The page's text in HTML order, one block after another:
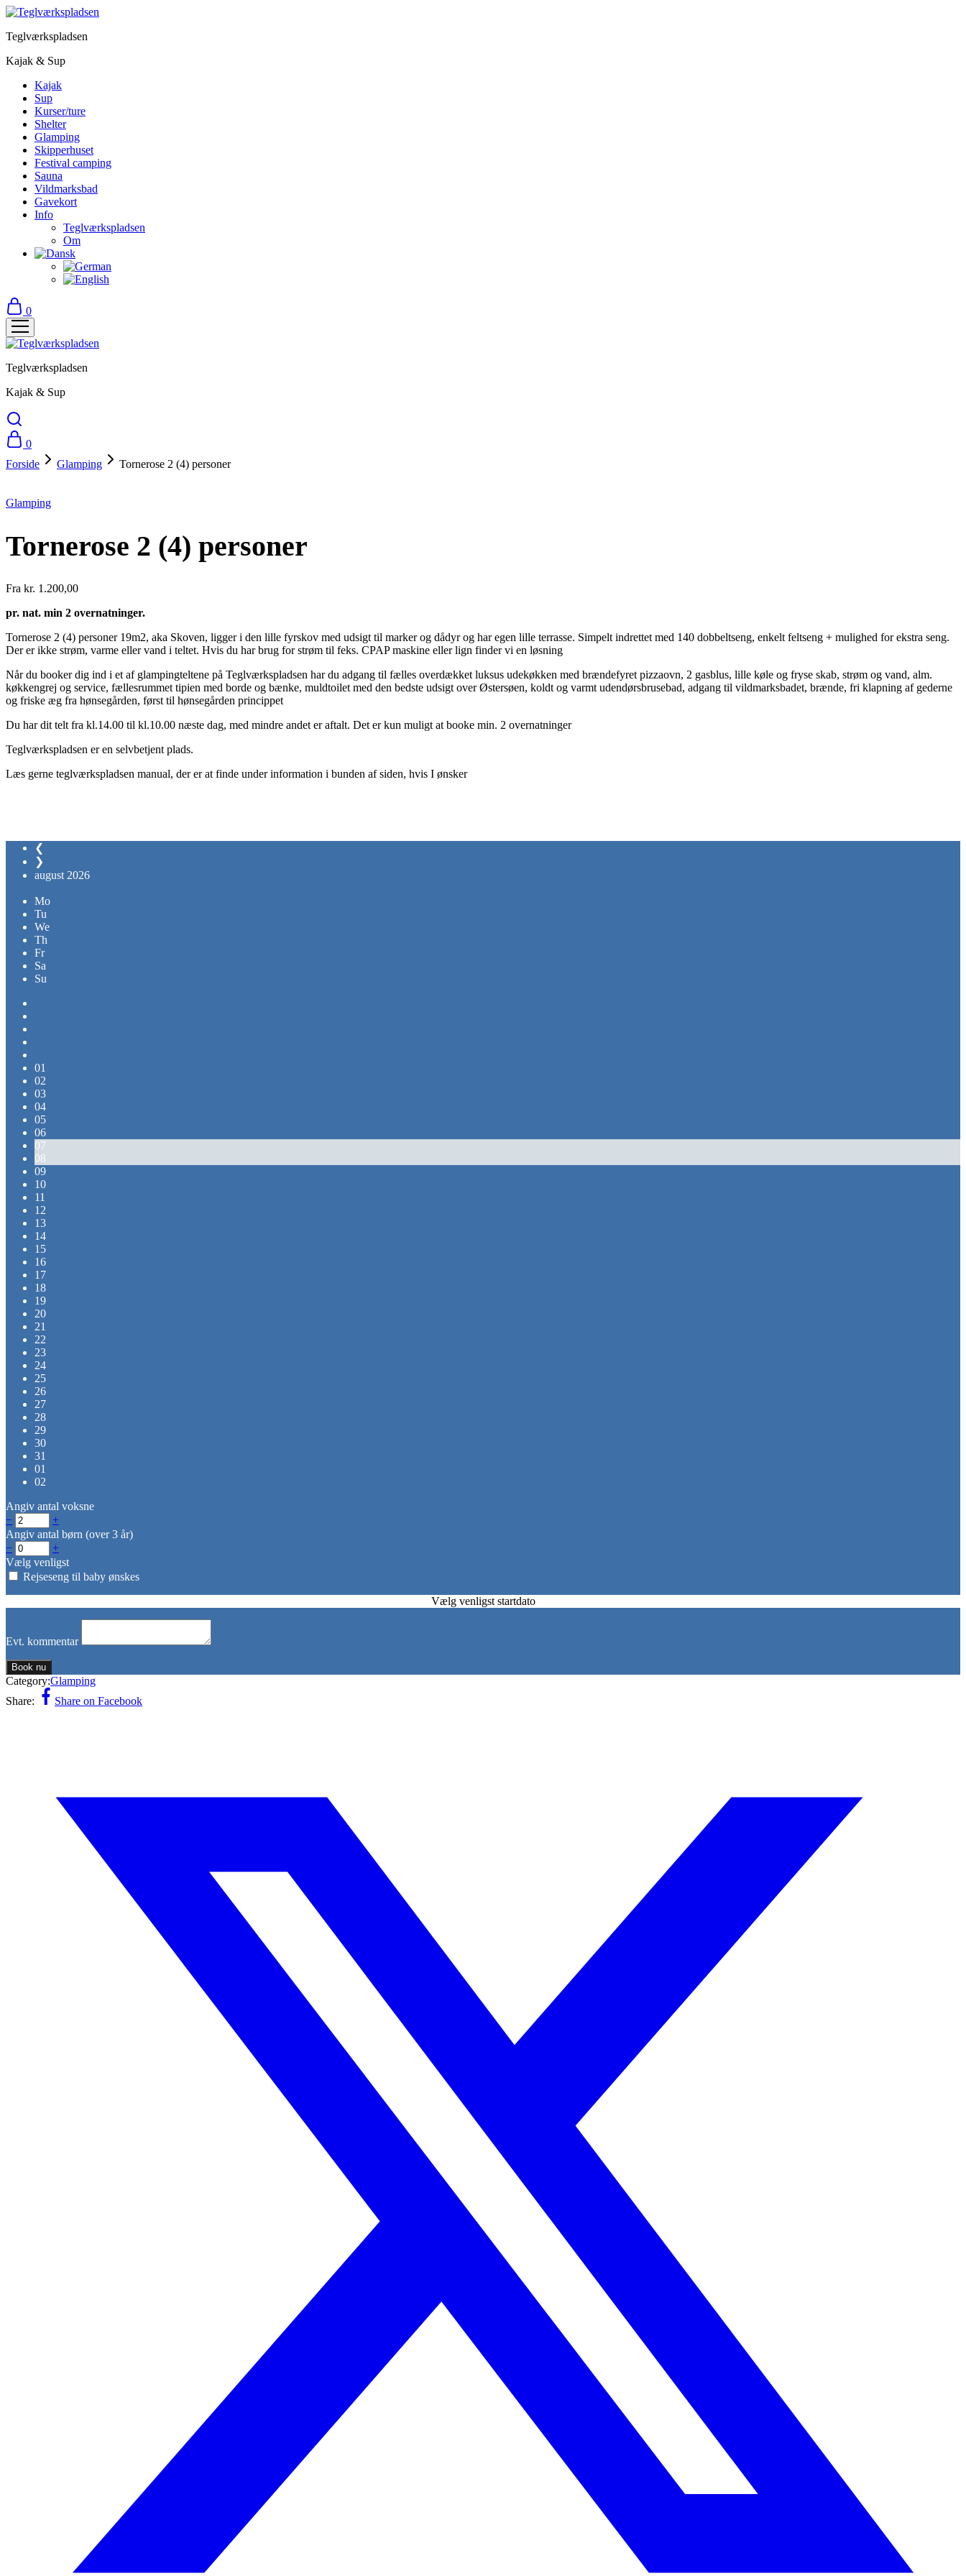
Teglværkspladsen
Kajak & Sup
Kajak
Sup
Kurser/ture
Shelter
Glamping
Skipperhuset
Festival camping
Sauna
Vildmarksbad
Gavekort
Info
Teglværkspladsen
Om
0
Teglværkspladsen
Kajak & Sup
0
Forside
Glamping Tornerose 2 (4) personer
Glamping
Tornerose 2 (4) personer
Fra kr. 1.200,00
pr. nat. min 2 overnatninger.
Tornerose 2 (4) personer 19m2, aka Skoven, ligger i den lille fyrskov med udsigt til marker og dådyr og har egen lille terrasse. Simpelt indrettet med 140 dobbeltseng, enkelt feltseng + mulighed for ekstra seng.
Der er ikke strøm, varme eller vand i teltet. Hvis du har brug for strøm til feks. CPAP maskine eller lign finder vi en løsning
Når du booker dig ind i et af glampingteltene på Teglværkspladsen har du adgang til fælles overdækket luksus udekøkken med brændefyret pizzaovn, 2 gasblus, lille køle og fryse skab, strøm og vand, alm.
køkkengrej og service, fællesrummet tipien med borde og bænke, muldtoilet med den bedste udsigt over Østersøen, koldt og varmt udendørsbrusebad, adgang til vildmarksbadet, brænde, fri klapning af gederne
og friske æg fra hønsegården, først til hønsegården princippet
Du har dit telt fra kl.14.00 til kl.10.00 næste dag, med mindre andet er aftalt. Det er kun muligt at booke min. 2 overnatninger
Teglværkspladsen er en selvbetjent plads.
Læs gerne teglværkspladsen manual, der er at finde under information i bunden af siden, hvis I ønsker
❮
❯
august 2026
Mo
Tu
We
Th
Fr
Sa
Su
01
02
03
04
05
06
07
08
09
10
11
12
13
14
15
16
17
18
19
20
21
22
23
24
25
26
27
28
29
30
31
01
02
Angiv antal voksne
−
+
Angiv antal børn (over 3 år)
−
+
Vælg venligst
Rejseseng til baby ønskes
Vælg venligst startdato
Evt. kommentar
Book nu
Category:Glamping
Share:
Share on Facebook